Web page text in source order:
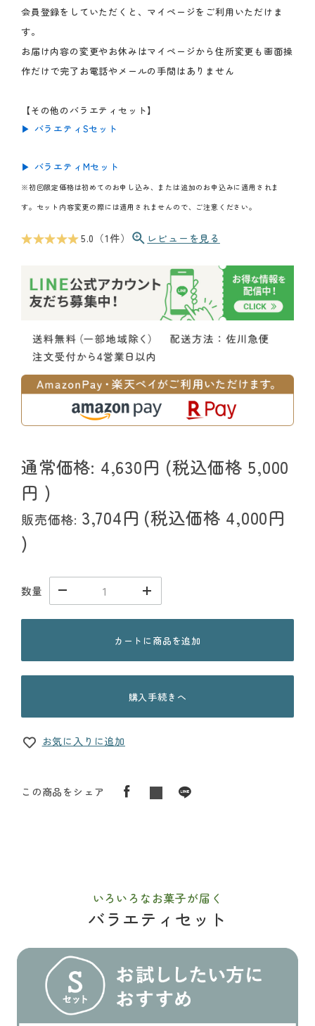
会員登録をしていただくと、マイページをご利用いただけま
す。
お届け内容の変更やお休みはマイページから住所変更も画面操
作だけで完了お電話やメールの手間はありません
【その他のバラエティセット】
▶ バラエティSセット
▶ バラエティMセット
※初回限定価格は初めてのお申し込み、または追加のお申込みに適用されま
す。セット内容変更の際には適用されませんので、ご注意ください。
★ ★ ★ ★ ★ 5.0（1件） レビューを見る
通常価格: 4,630円 (税込価格 5,000
円 )
販売価格: 3,704円 (税込価格 4,000円
)
数量
カートに商品を追加
購入手続きへ
お気に入りに追加
この商品をシェア
いろいろなお菓子が届く
バラエティセット